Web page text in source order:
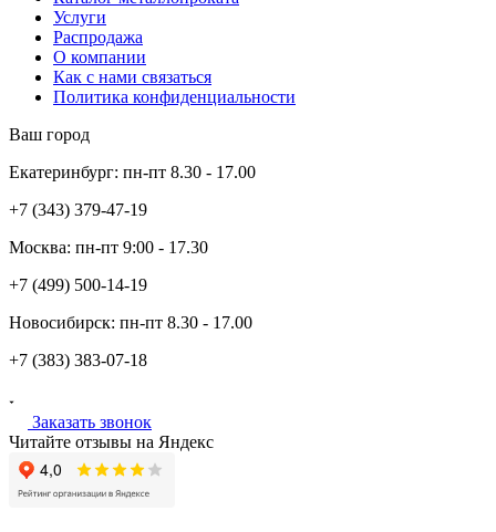
Услуги
Распродажа
О компании
Как с нами связаться
Политика конфиденциальности
Ваш город
Екатеринбург: пн-пт 8.30 - 17.00
+7 (343) 379-47-19
Москва: пн-пт 9:00 - 17.30
+7 (499) 500-14-19
Новосибирск: пн-пт 8.30 - 17.00
+7 (383) 383-07-18
Заказать звонок
Читайте отзывы на Яндекс